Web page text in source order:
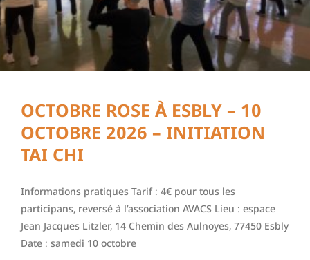
OCTOBRE ROSE À ESBLY – 10
OCTOBRE 2026 – INITIATION
TAI CHI
Informations pratiques Tarif : 4€ pour tous les
participans, reversé à l’association AVACS Lieu : espace
Jean Jacques Litzler, 14 Chemin des Aulnoyes, 77450 Esbly
Date : samedi 10 octobre